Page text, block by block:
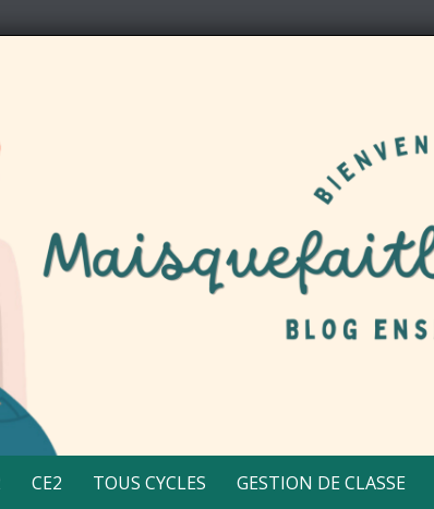
CE2 TOUS CYCLES GESTION DE CLASSE